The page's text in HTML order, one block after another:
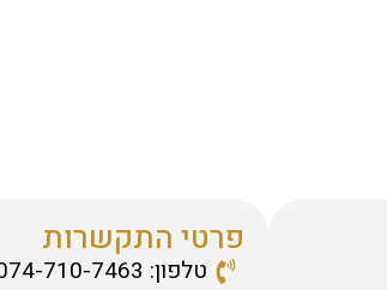
פרטי התקשרות
טלפון: 074-710-7463